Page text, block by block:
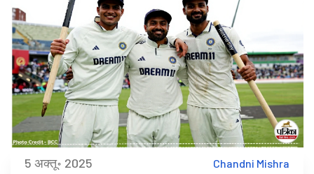
5 अक्तू॰ 2025 Chandni Mishra